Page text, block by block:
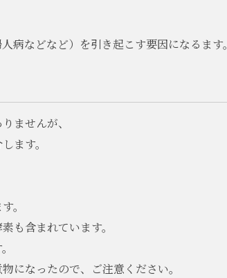
病などなど）を引き起こす要因になるます。
ませんが、
ます。
。
も含まれています。
になったので、ご注意ください。